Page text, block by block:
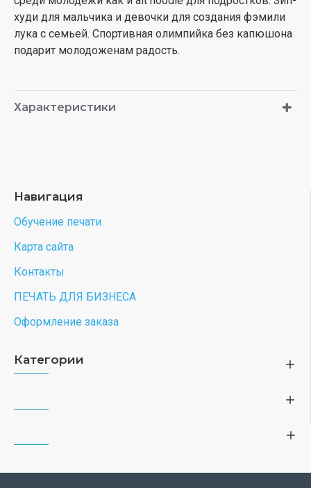
худи для мальчика и девочки для создания фэмили
лука с семьей. Спортивная олимпийка без капюшона
подарит молодоженам радость.
Характеристики
Навигация
Обучение печати
Карта сайта
Контакты
ПЕЧАТЬ ДЛЯ БИЗНЕСА
Оформление заказа
Категории